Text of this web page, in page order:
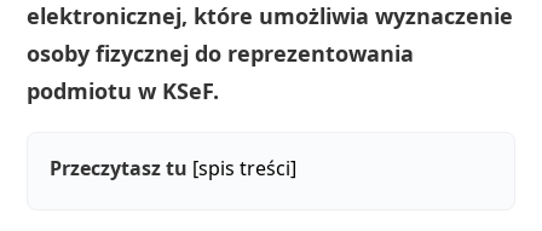
elektronicznej, które umożliwia wyznaczenie
osoby fizycznej do reprezentowania
podmiotu w KSeF.
Przeczytasz tu [spis treści]